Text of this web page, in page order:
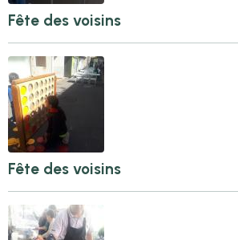
Fête des voisins
Fête des voisins